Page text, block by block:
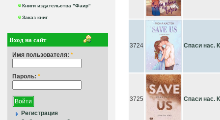
Книги издательства "Фаир"
Заказ книг
Вход на сайт
Имя пользователя: *
Пароль: *
Регистрация
3724 Спаси нас.
3725 Спаси нас.